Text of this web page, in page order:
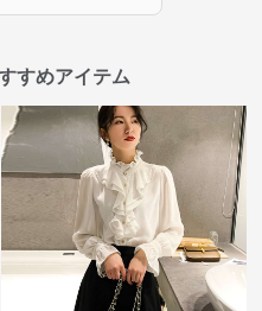
すめアイテム